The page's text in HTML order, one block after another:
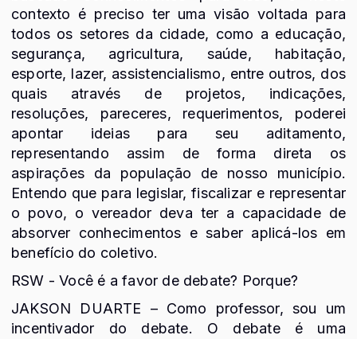
contexto é preciso ter uma visão voltada para
todos os setores da cidade, como a educação,
segurança, agricultura, saúde, habitação,
esporte, lazer, assistencialismo, entre outros, dos
quais através de projetos, indicações,
resoluções, pareceres, requerimentos, poderei
apontar ideias para seu aditamento,
representando assim de forma direta os
aspirações da população de nosso município.
Entendo que para legislar, fiscalizar e representar
o povo, o vereador deva ter a capacidade de
absorver conhecimentos e saber aplicá-los em
benefício do coletivo.
RSW - Você é a favor de debate? Porque?
JAKSON DUARTE – Como professor, sou um
incentivador do debate. O debate é uma